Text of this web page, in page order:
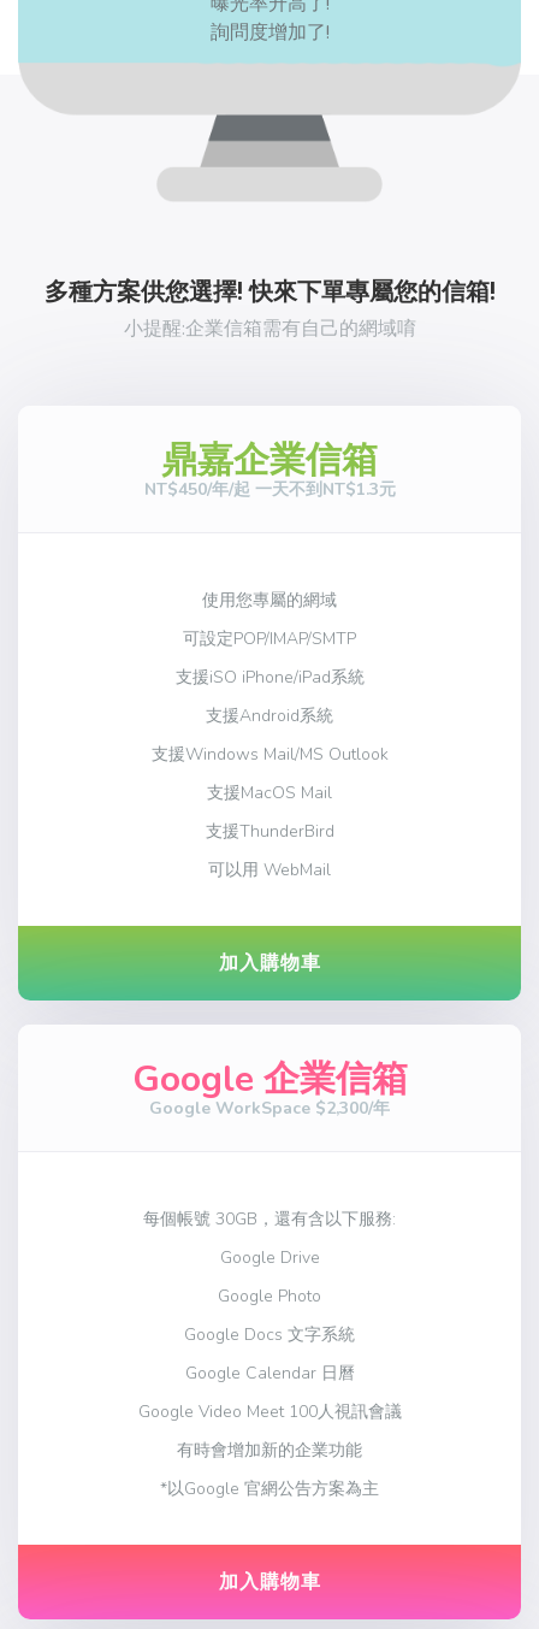
詢問度增加了!
多種方案供您選擇! 快來下單專屬您的信箱!
小提醒:企業信箱需有自己的網域唷
鼎嘉企業信箱
NT$450/年/起 一天不到NT$1.3元
使用您專屬的網域
可設定POP/IMAP/SMTP
支援iSO iPhone/iPad系統
支援Android系統
支援Windows Mail/MS Outlook
支援MacOS Mail
支援ThunderBird
可以用 WebMail
加入購物車
Google 企業信箱
Google WorkSpace $2,300/年
每個帳號 30GB，還有含以下服務:
Google Drive
Google Photo
Google Docs 文字系統
Google Calendar 日曆
Google Video Meet 100人視訊會議
有時會增加新的企業功能
*以Google 官網公告方案為主
加入購物車